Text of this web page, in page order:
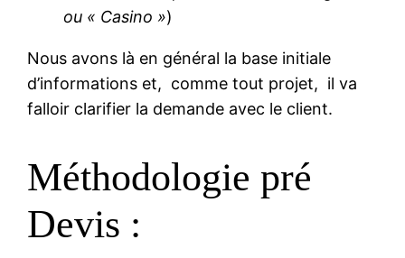
ou « Casino »)
Nous avons là en général la base initiale
d’informations et, comme tout projet, il va
falloir clarifier la demande avec le client.
Méthodologie pré
Devis :